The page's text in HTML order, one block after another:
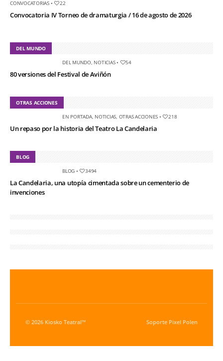
CONVOCATORIAS• 22
Convocatoria IV Torneo de dramaturgia / 16 de agosto de 2026
DEL MUNDO
DEL MUNDO, NOTICIAS• 54
80 versiones del Festival de Aviñón
OTRAS ACCIONES
EN PORTADA, NOTICIAS OTRAS ACCIONES • 218
Un repaso por la historia del Teatro La Candelaria
BLOG
BLOG • 3494
La Candelaria, una utopía cimentada sobre un cementerio de
invenciones
© 2026 Kiosko Teatral™ Soporte Pixel Polen